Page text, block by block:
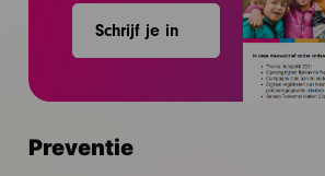
Schrijf je in
Preventie